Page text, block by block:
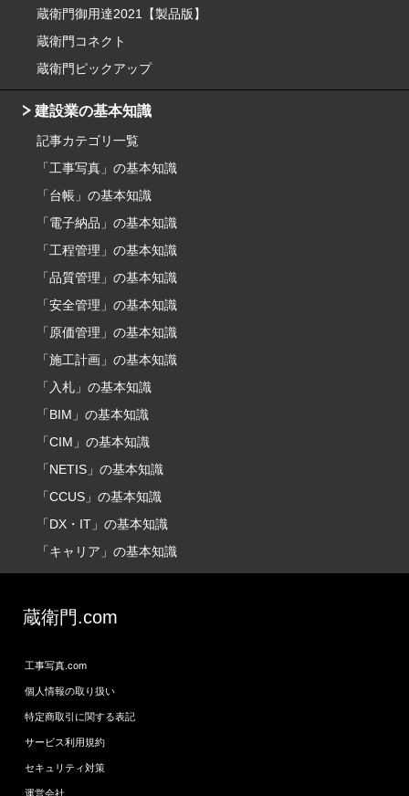
蔵衛門御用達2021【製品版】
蔵衛門コネクト
蔵衛門ピックアップ
建設業の基本知識
記事カテゴリ一覧
「工事写真」の基本知識
「台帳」の基本知識
「電子納品」の基本知識
「工程管理」の基本知識
「品質管理」の基本知識
「安全管理」の基本知識
「原価管理」の基本知識
「施工計画」の基本知識
「入札」の基本知識
「BIM」の基本知識
「CIM」の基本知識
「NETIS」の基本知識
「CCUS」の基本知識
「DX・IT」の基本知識
「キャリア」の基本知識
蔵衛門.com
工事写真.com
個人情報の取り扱い
特定商取引に関する表記
サービス利用規約
セキュリティ対策
運営会社